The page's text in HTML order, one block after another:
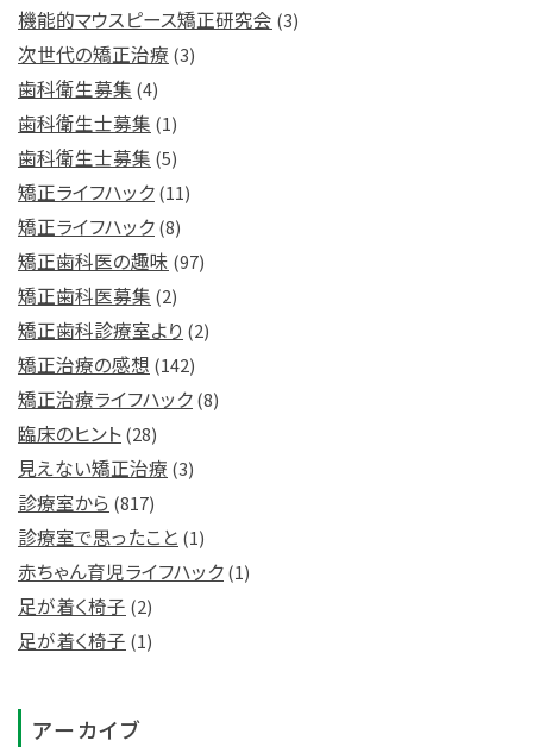
機能的マウスピース矯正研究会 (3)
次世代の矯正治療 (3)
歯科衛生募集 (4)
歯科衛生士募集 (1)
歯科衛生士募集 (5)
矯正ライフハック(11)
矯正ライフハック(8)
矯正歯科医の趣味 (97)
矯正歯科医募集 (2)
矯正歯科診療室より (2)
矯正治療の感想 (142)
矯正治療ライフハック(8)
臨床のヒント(28)
見えない矯正治療 (3)
診療室から (817)
診療室で思ったこと (1)
赤ちゃん育児ライフハック(1)
足が着く椅子 (2)
足が着く椅子 (1)
アーカイブ